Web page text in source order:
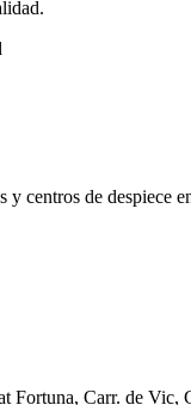
y centros de despiece
Fortuna, Carr. de